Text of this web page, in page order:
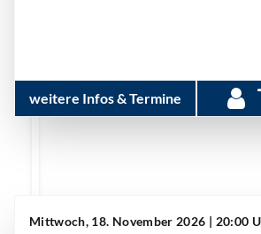
weitere Infos & Termine
Mittwoch, 18. November 2026 | 20:00